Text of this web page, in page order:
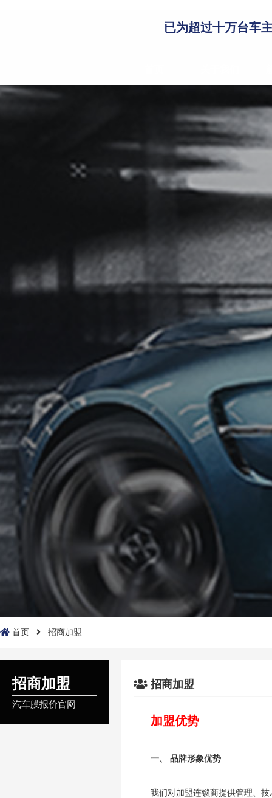
已为超过十万台车
首页 招商加盟
招商加盟
汽车膜报价官网
招商加盟
加盟优势
一、 品牌形象优势
我们对加盟连锁商提供管理、